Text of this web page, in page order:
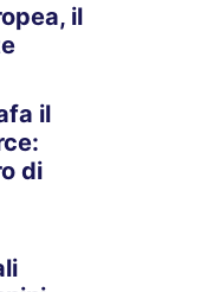
il
il
di